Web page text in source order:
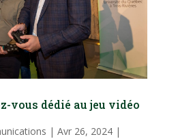
vous dédié au jeu vidéo
| Avr 26, 2024|